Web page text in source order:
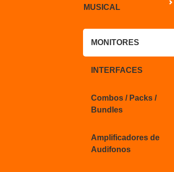
MUSICAL
MONITORES
INTERFACES
Combos / Packs /
Bundles
Amplificadores de
Audifonos